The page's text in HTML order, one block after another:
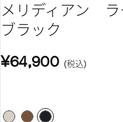
メリディアン
ブラック
¥64,900 (税込)